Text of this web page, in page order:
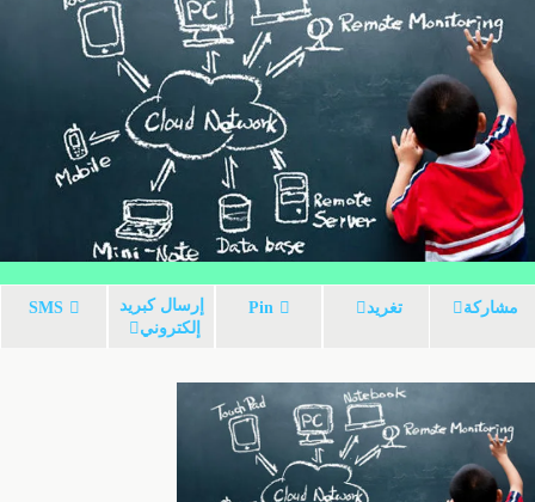
مشاركة تغريد Pin
إرسال كبريد
إلكتروني
SMS